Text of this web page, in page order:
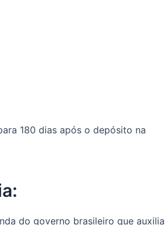
180 dias após o depósito na
do governo brasileiro que auxilia